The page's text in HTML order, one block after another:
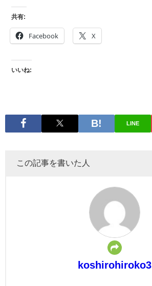
共有:
Facebook X
いいね:
LINE
この記事を書いた人
koshirohiroko3